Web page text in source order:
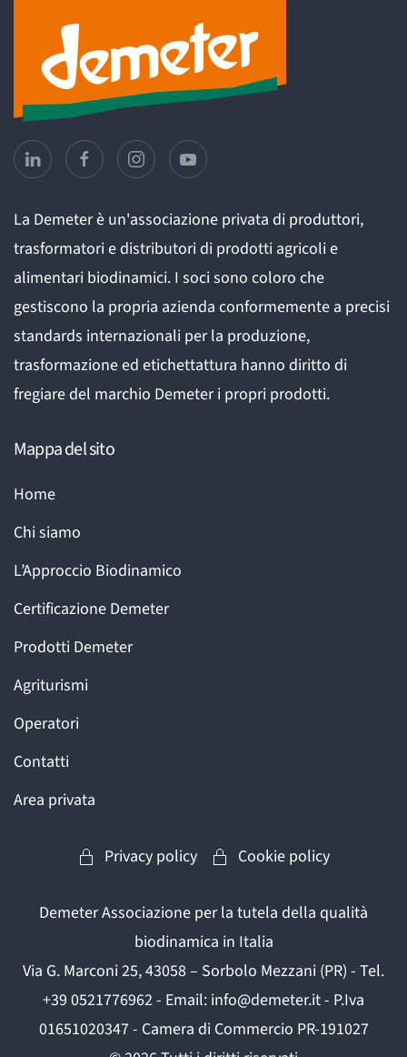
La Demeter è un'associazione privata di produttori,
trasformatori e distributori di prodotti agricoli e
alimentari biodinamici. I soci sono coloro che
gestiscono la propria azienda conformemente a precisi
standards internazionali per la produzione,
trasformazione ed etichettattura hanno diritto di
fregiare del marchio Demeter i propri prodotti.
Mappa del sito
Home
Chi siamo
L’Approccio Biodinamico
Certificazione Demeter
Prodotti Demeter
Agriturismi
Operatori
Contatti
Area privata
Privacy policy Cookie policy
Demeter Associazione per la tutela della qualità
biodinamica in Italia
Via G. Marconi 25, 43058 – Sorbolo Mezzani (PR) - Tel.
+39 0521776962 - Email: info@demeter.it - P.Iva
01651020347 - Camera di Commercio PR-191027